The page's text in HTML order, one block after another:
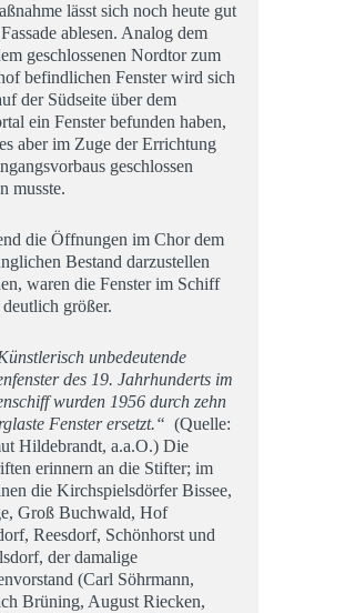
lässt sich noch heute gut
ablesen. Analog dem
geschlossenen Nordtor zum
befindlichen Fenster wird sich
der Südseite über dem
ein Fenster befunden haben,
aber im Zuge der Errichtung
geschlossen
musste.
die Öffnungen im Chor dem
Bestand darzustellen
waren die Fenster im Schiff
größer.
unbedeutende
des 19. Jahrhunderts im
wurden 1956 durch zehn
Fenster ersetzt.“ (Quelle:
Hildebrandt, a.a.O.) Die
erinnern an die Stifter; im
die Kirchspielsdörfer Bissee,
Groß Buchwald, Hof
Reesdorf, Schönhorst und
der damalige
(Carl Söhrmann,
Brüning, August Riecken,